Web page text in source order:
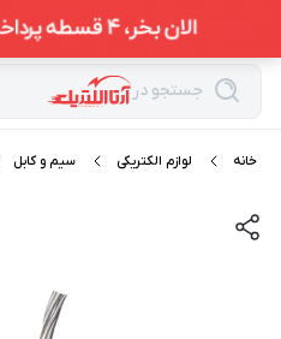
جستجو در
خانه لوازم الکتریکی سیم و کابل